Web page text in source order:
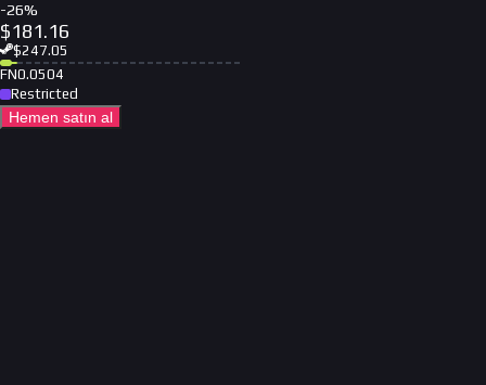
-26%
$181.16
$247.05
FN0.0504
Restricted
Hemen satın al